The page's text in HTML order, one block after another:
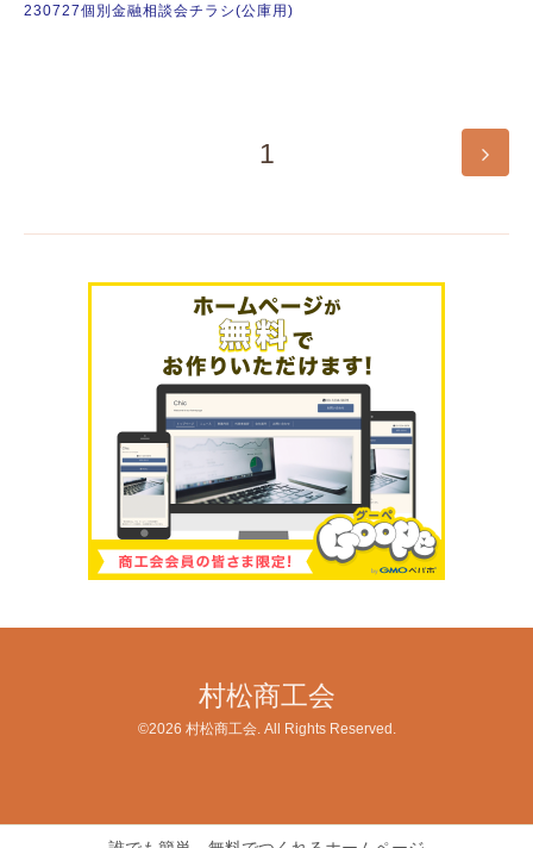
230727個別金融相談会チラシ(公庫用)
1
村松商工会
©2026 村松商工会. All Rights Reserved.